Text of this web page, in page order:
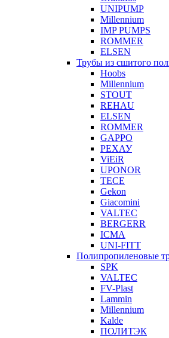
UNIPUMP
Millennium
IMP PUMPS
ROMMER
ELSEN
Трубы из сшитого
Hoobs
Millennium
STOUT
REHAU
ELSEN
ROMMER
GAPPO
РЕХАУ
ViEiR
UPONOR
TECE
Gekon
Giacomini
VALTEC
BERGERR
ICMA
UNI-FITT
Полипропиленовые
SPK
VALTEC
FV-Plast
Lammin
Millennium
Kalde
ПОЛИТЭК